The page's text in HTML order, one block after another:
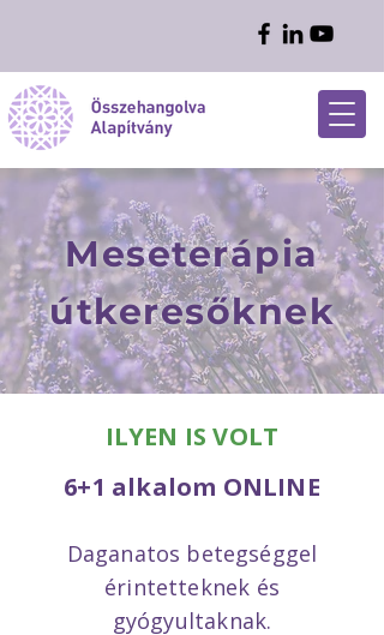
Meseterápia
útkeresőknek
ILYEN IS VOLT
6+1 alkalom ONLINE
Daganatos betegséggel
érintetteknek és
gyógyultaknak.